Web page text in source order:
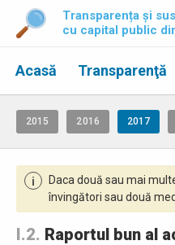
Transparența și
cu capital public
Acasă Transparenţă
2015 2016 2017
i
Daca două sau mai
învingători sau două
I.2. Raportul bun al